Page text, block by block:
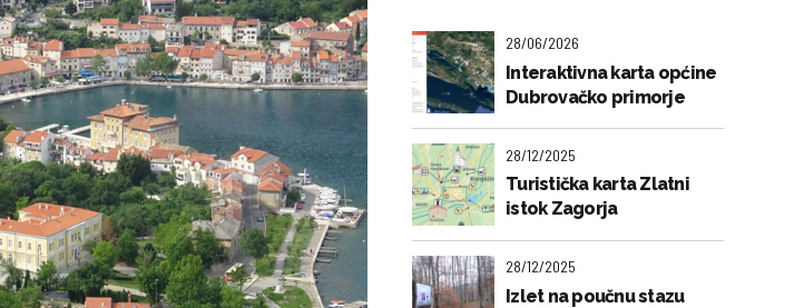
28/06/2026
Interaktivna karta općine
Dubrovačko primorje
28/12/2025
Turistička karta Zlatni
istok Zagorja
28/12/2025
Izlet na poučnu stazu